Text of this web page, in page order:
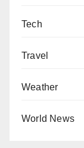
Tech
Travel
Weather
World News